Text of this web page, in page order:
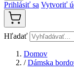
Prihlásiť sa Vytvoriť
Hľadať
Domov
/ Dámska